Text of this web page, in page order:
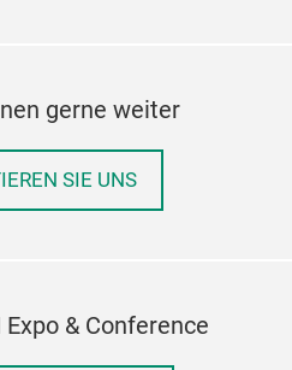
gerne weiter
SIE UNS
& Conference